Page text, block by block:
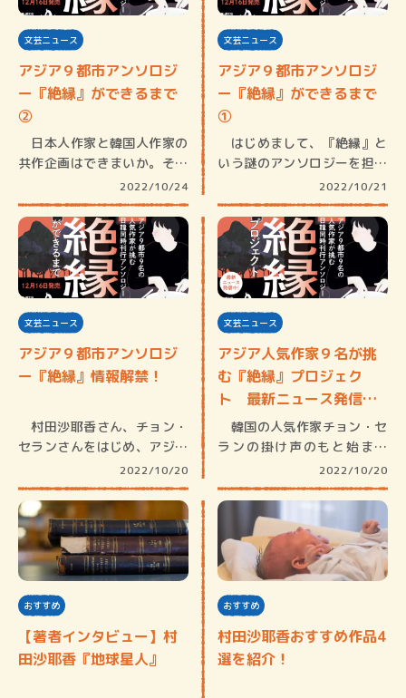
文芸ニュース
アジア９都市アンソロジ
ー『絶縁』ができるまで
②
日本人作家と韓国人作家の
共作企画はできまいか。そん
2022/10/24
文芸ニュース
アジア９都市アンソロジ
ー『絶縁』ができるまで
①
はじめまして、『絶縁』と
いう謎のアンソロジーを担当
2022/10/21
文芸ニュース
アジア９都市アンソロジ
ー『絶縁』情報解禁！
村田沙耶香さん、チョン・
セランさんをはじめ、アジア
2022/10/20
文芸ニュース
アジア人気作家９名が挑
む『絶縁』プロジェク
ト 最新ニュース発信
中！
韓国の人気作家チョン・セ
ランの掛け声のもと始まっ
2022/10/20
おすすめ
【著者インタビュー】村
田沙耶香『地球星人』
おすすめ
村田沙耶香おすすめ作品4
選を紹介！